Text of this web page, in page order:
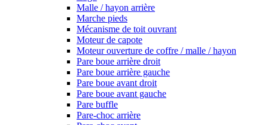
Malle / hayon arrière
Marche pieds
Mécanisme de toit ouvrant
Moteur de capote
Moteur ouverture de coffre / malle / hayon
Pare boue arrière droit
Pare boue arrière gauche
Pare boue avant droit
Pare boue avant gauche
Pare buffle
Pare-choc arrière